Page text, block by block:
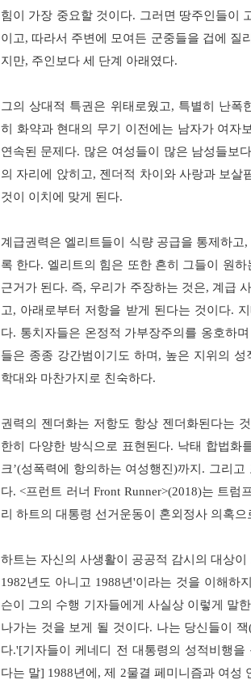
힘이 가장 중요할 것이다. 그러면 땅주인들이
이고, 따라서 주변에 모여든 군중들을 겁에 질
지만, 주인보다 세 단계 아래였다.
그의 상대적 특권은 위태로웠고, 특별히 난폭
히 화약과 현대의 무기 이전에는 남자가 여자
연속된 문제다. 많은 여성들이 많은 남성들보
의 자리에 앉히고, 젠더적 차이와 사랑과 보살
것이 이치에 맞게 된다.
계급권력은 엘리트들이 식량 공급을 통제하고,
록 한다. 엘리트의 힘은 또한 흔히 그들이 원
근거가 된다. 즉, 우리가 주장하는 것은, 계급
고, 아래로부터 저항을 받게 된다는 것이다.
다. 통치자들은 온정적 가부장주의를 옹호하
들은 종종 강간범이기도 하며 , 높은 지위의 성
학대와 마찬가지로 친숙하다.
권력의 젠더화는 저항도 항상 젠더화된다는
한히 다양한 방식으로 표현된다. 낙태 합법화
크’(성폭력에 항의하는 여성행진)까지 . 그리고
다. <프런트 러너Front Runner>(2018)는 트럼
리 하트의 대통령 선거운동이 혼외정사 의혹
하트는 자신의 사생활이 공공적 감시의 대상
1982년도 아니고 1988년'이라는 것을 이해하
슨이 그의 수행 기자들에게 사실상 이렇게 말
나가는 것을 보게 될 것이다. 나는 당신들이 잭
다.'[기자들이 케네디 전 대통령의 성적비행
다는 말] 1988년에 ,제 2물결 페미니즘과 여성